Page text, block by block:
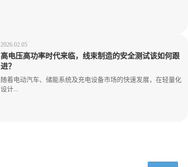
2026.02.05
高电压高功率时代来临，线束制造的安全测试该如何跟
进？
随着电动汽车、储能系统及充电设备市场的快速发展，在轻量化
设计...